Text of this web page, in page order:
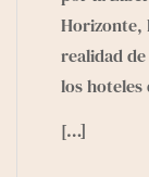
Horizonte,
realidad
los hoteles
[…]